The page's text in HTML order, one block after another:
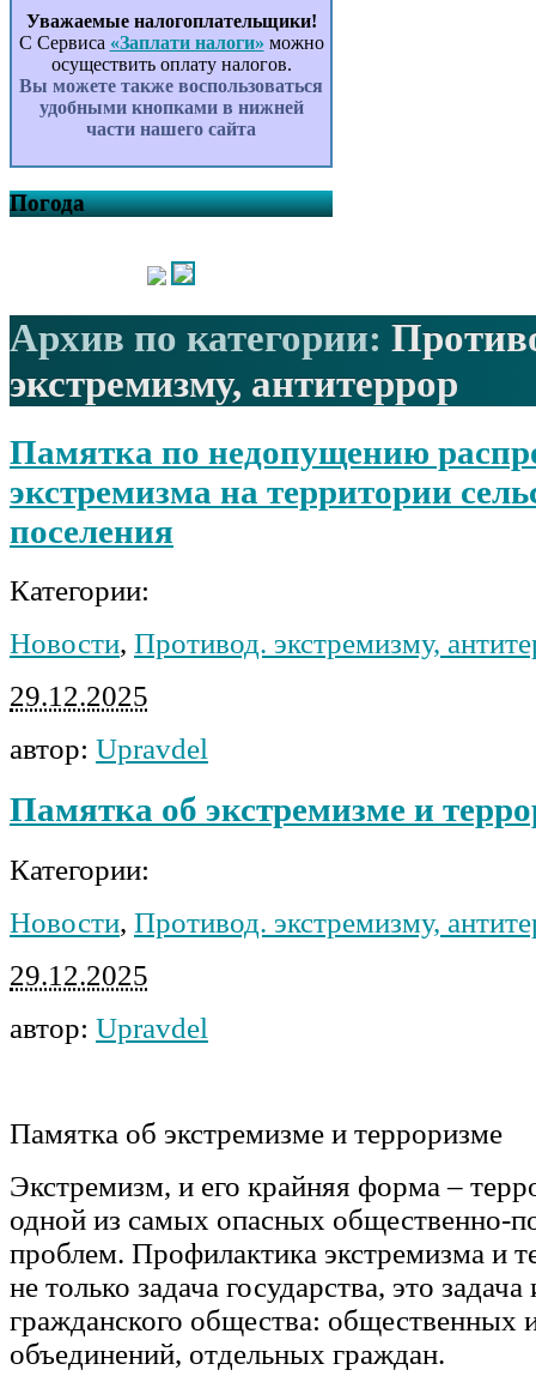
Уважаемые налогоплательщики!
С Сервиса «Заплати налоги» можно
осуществить оплату налогов.
Вы можете также воспользоваться
удобными кнопками в нижней
части нашего сайта
Погода
Архив по категории:
экстремизму, антитеррор
Памятка по недопущению
экстремизма на территории
поселения
Категории:
Новости, Противод. экстремизму,
29.12.2025
автор: Upravdel
Памятка об экстремизме и
Категории:
Новости, Противод. экстремизму,
29.12.2025
автор: Upravdel
Памятка об экстремизме и терроризме
Экстремизм, и его крайняя форма –
одной из самых опасных общественно-
проблем. Профилактика экстремизма и
не только задача государства, это
гражданского общества: общественных
объединений, отдельных граждан.